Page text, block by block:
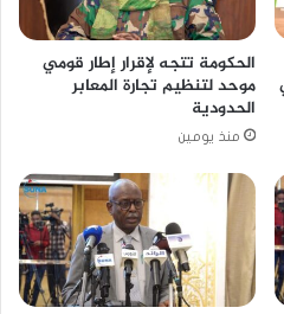
الحكومة تتجه لإقرار إطار قومي
موحد لتنظيم تجارة المعابر
الحدودية
منذ يومين